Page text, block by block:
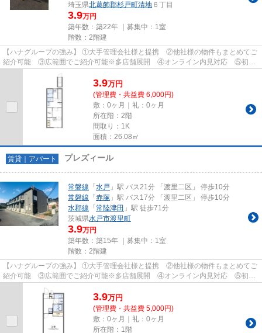
埼玉県北葛飾郡杉戸町清地 ６丁目
3.9万円
築年数：築22年 ｜募集中： 1室
階数：2階建
【ハナグループの強み】 ①大手管理会社様と提携 ②他社様の物件もまとめてご
紹介可能 ③広範囲でご紹介可能※多店舗展開 ④オンライン内見対応 ⑤初期
3.9万円
(管理費・共益費 6,000円)
敷：0ヶ月｜礼：0ヶ月
所在階：2階
間取り：1K
面積：26.08㎡
賃貸｜アパート プレズィール
常磐線 「 水戸 」駅 バス21分 「渡里二区」 停歩10分
常磐線 「 赤塚 」駅 バス17分 「渡里二区」 停歩10分
水郡線 「 常陸津田 」駅 徒歩71分
茨城県水戸市渡里町
3.9万円
築年数：築15年 ｜募集中： 1室
階数：2階建
【ハナグループの強み】 ①大手管理会社様と提携 ②他社様の物件もまとめてご
紹介可能 ③広範囲でご紹介可能※多店舗展開 ④オンライン内見対応 ⑤初期
費用クレジット決済対応 【お部屋...
3.9万円
(管理費・共益費 5,000円)
敷：0ヶ月｜礼：0ヶ月
所在階：1階